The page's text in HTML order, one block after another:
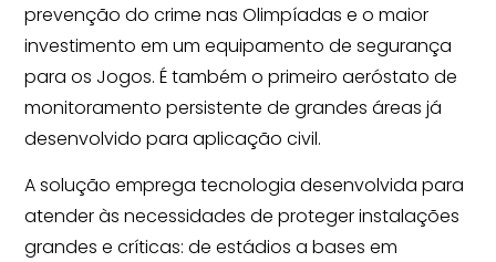
prevenção do crime nas Olimpíadas e o maior
investimento em um equipamento de segurança
para os Jogos. É também o primeiro aeróstato de
monitoramento persistente de grandes áreas já
desenvolvido para aplicação civil.
A solução emprega tecnologia desenvolvida para
atender às necessidades de proteger instalações
grandes e críticas: de estádios a bases em